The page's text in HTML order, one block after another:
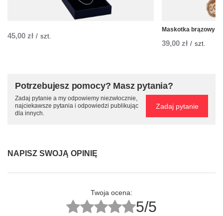
45,00 zł / szt.
Maskotka brązowy
39,00 zł / szt.
Potrzebujesz pomocy? Masz pytania?
Zadaj pytanie a my odpowiemy niezwłocznie,
najciekawsze pytania i odpowiedzi publikując
dla innych.
Zadaj pytanie
NAPISZ SWOJĄ OPINIĘ
Twoja ocena:
5/5